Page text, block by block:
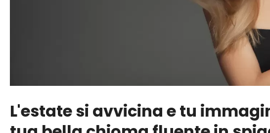
L'estate si avvicina e tu